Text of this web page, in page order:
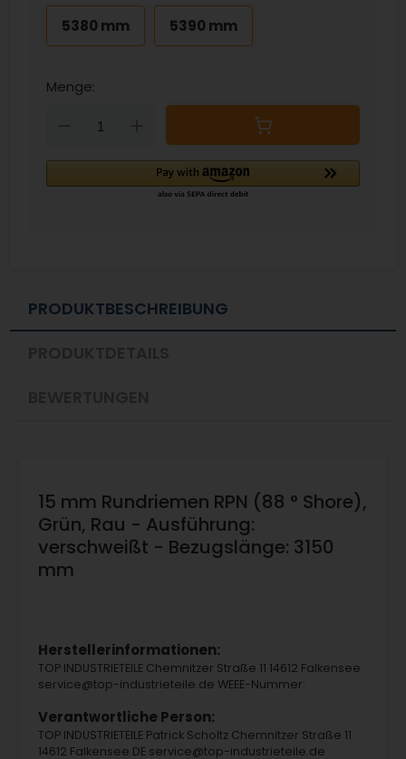
5380 mm 5390 mm
Menge:
Down
PRODUKTBESCHREIBUNG
15 mm Rundriemen RPN (88 ° Shore),
Grün, Rau - Ausführung:
verschweißt - Bezugslänge: 3150
mm
Herstellerinformationen:
TOP INDUSTRIETEILE Chemnitzer Straße 11 14612 Falkensee
service@top-industrieteile.de WEEE-Nummer:
Verantwortliche Person:
TOP INDUSTRIETEILE Patrick Scholtz Chemnitzer Straße 11
14612 Falkensee DE service@top-industrieteile.de